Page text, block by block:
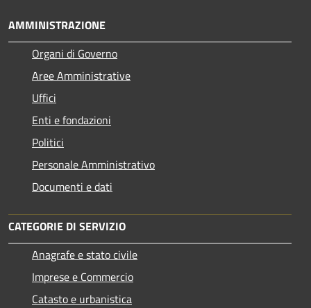
AMMINISTRAZIONE
Organi di Governo
Aree Amministrative
Uffici
Enti e fondazioni
Politici
Personale Amministrativo
Documenti e dati
CATEGORIE DI SERVIZIO
Anagrafe e stato civile
Imprese e Commercio
Catasto e urbanistica